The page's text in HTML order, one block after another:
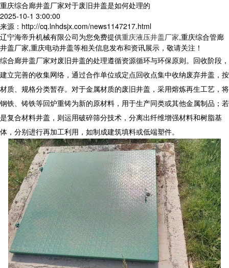
重庆综合廊井盖厂家对于废旧井盖是如何处理的
2025-10-1 3:00:00
来源：http://cq.lnhdsjx.com/news1147217.html
辽宁海帝升机械有限公司为您免费提供重庆液压井盖厂家,重庆综合管廊
井盖厂家,重庆电动井盖等相关信息发布和资讯展示，敬请关注！
综合廊井盖厂家对废旧井盖的处理遵循资源循环与环保原则。回收阶段，
建立完善的收集网络，通过合作单位或定点回收点集中收纳废弃井盖，按
材质、规格分类暂存。对于金属材质的废旧井盖，采用熔炼再生工艺，将
钢铁、铸铁等回炉重铸为新的原材料，用于生产同类或其他金属制品；若
是复合材料井盖，则运用破碎筛分技术，分离出纤维增强材料和树脂基
体，分别进行再加工利用，如制成建筑填料或低端塑件。